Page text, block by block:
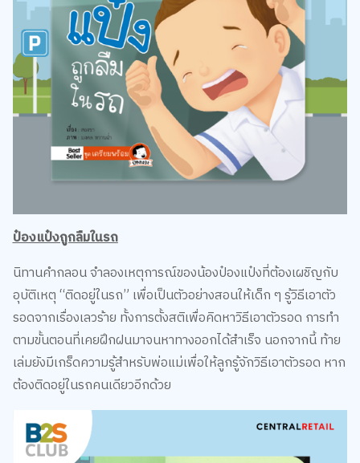
ป๋องแป๋งถูกลืมในรถ
นิทานคำกลอน จำลองเหตุการณ์ของน้องป๋องแป๋งที่ต้องเผชิญกับ
อุบัติเหตุ “ติดอยู่ในรถ” เพื่อเป็นตัวอย่างสอนให้เด็ก ๆ รู้วิธีเอาตัว
รอดจากเรื่องเลวร้าย ทั้งการตั้งสติเพื่อคิดหาวิธีเอาตัวรอด การทำ
ตามขั้นตอนที่เคยฝึกฝนมาจนหาทางออกได้สำเร็จ นอกจากนี้ ท้าย
เล่มยังมีเกร็ดความรู้สำหรับพ่อแม่เพื่อให้ลูกรู้จักวิธีเอาตัวรอด หาก
ต้องติดอยู่ในรถคนเดียวอีกด้วย